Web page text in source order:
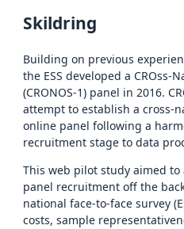
Skildring
Building on previous
the ESS developed a CROss-
(CRONOS-1) panel in 2016.
attempt to establish a cross-
online panel following a
recruitment stage to data
This web pilot study aimed to
panel recruitment off the
national face-to-face survey
costs, sample